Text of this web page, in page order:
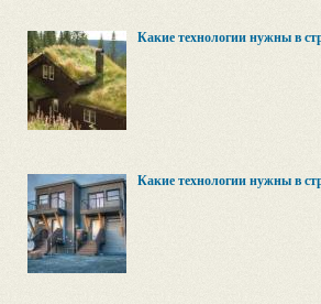
Какие технологии нужны в
Какие технологии нужны в